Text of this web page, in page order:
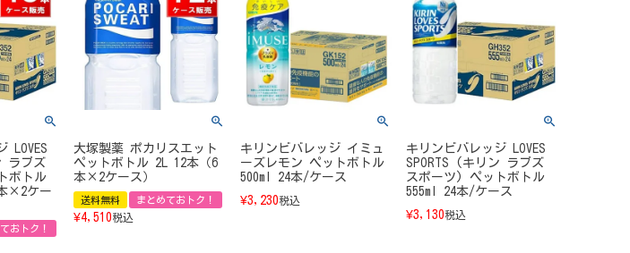
LOVES
ラブズ
ボトル
×2ケー
おトク！
大塚製薬 ポカリスエット
ペットボトル 2L 12本（6
本×2ケース）
送料無料 まとめておトク！
¥4,510税込
キリンビバレッジ イミュ
ーズレモン ペットボトル
500ml 24本/ケース
¥3,230税込
キリンビバレッジ LOVES
SPORTS (キリン ラブズ
スポーツ) ペットボトル
555ml 24本/ケース
¥3,130税込